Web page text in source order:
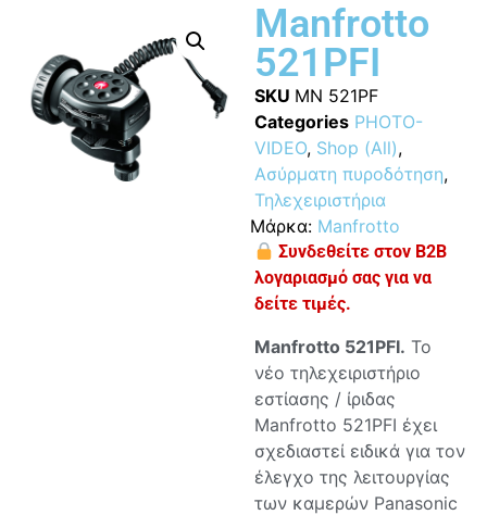
Manfrotto
521PFI
SKU MN 521PF
Categories PHOTO-
VIDEO, Shop (All),
Ασύρματη πυροδότηση,
Τηλεχειριστήρια
Μάρκα: Manfrotto
Συνδεθείτε στον B2B
λογαριασμό σας για να
δείτε τιμές.
Manfrotto 521PFI. Το
νέο τηλεχειριστήριο
εστίασης / ίριδας
Manfrotto 521PFI έχει
σχεδιαστεί ειδικά για τον
έλεγχο της λειτουργίας
των καμερών Panasonic